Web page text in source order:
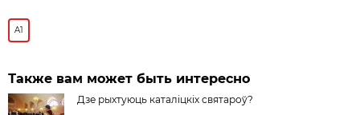
A1
Также вам может быть интересно
Дзе рыхтуюць каталiцкiх святароў?